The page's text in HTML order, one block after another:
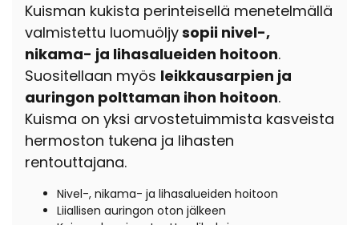
Kuisman kukista perinteisellä menetelmällä
valmistettu luomuöljysopii nivel-,
nikama- ja lihasalueiden hoitoon.
Suositellaan myös leikkausarpien ja
auringon polttaman ihon hoitoon.
Kuisma on yksi arvostetuimmista kasveista
hermoston tukena ja lihasten
rentouttajana.
Nivel-, nikama- ja lihasalueiden hoitoon
Liiallisen auringon oton jälkeen